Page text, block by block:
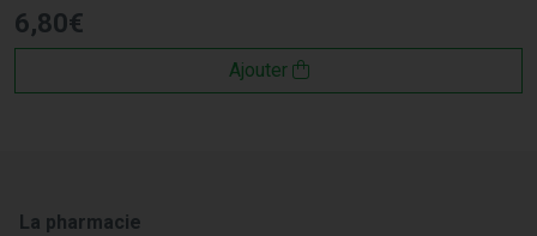
6,80€
Ajouter
La pharmacie